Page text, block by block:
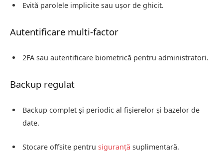
Evită parolele implicite sau ușor de ghicit.
Autentificare multi-factor
2FA sau autentificare biometrică pentru administratori.
Backup regulat
Backup complet și periodic al fișierelor și bazelor de
date.
Stocare offsite pentru siguranță suplimentară.